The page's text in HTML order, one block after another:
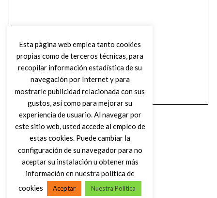
VOLVER AL INICIO
Esta página web emplea tanto cookies
propias como de terceros técnicas, para
recopilar información estadística de su
navegación por Internet y para
mostrarle publicidad relacionada con sus
gustos, así como para mejorar su
experiencia de usuario. Al navegar por
este sitio web, usted accede al empleo de
estas cookies. Puede cambiar la
configuración de su navegador para no
aceptar su instalación u obtener más
información en nuestra política de
cookies
Aceptar Nuestra Política